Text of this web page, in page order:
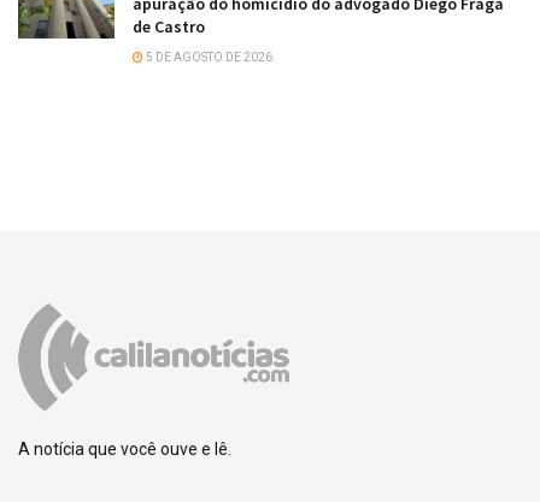
de Castro
5 DE AGOSTO DE 2026
A notícia que você ouve e lê.